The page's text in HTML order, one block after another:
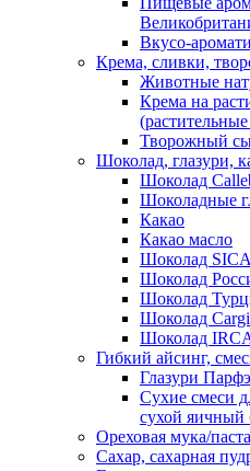
Вкусо-
Крема, сливки,
Животные
Крема на
Творожный
Шоколад, глазури,
Шоколад
Шоколадные
Какао
Какао масло
Шоколад
Шоколад
Шоколад
Шоколад
Шоколад
Гибкий айсинг,
Глазури
Сухие смеси
сухой яичный
Ореховая мука/
Сахар, сахарная